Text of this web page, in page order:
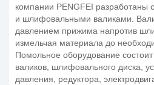
компании PENGFEI
и шлифовальными валиками.
давлением прижима напротив
измельчая материала до
Помольное оборудование
валиков, шлифовального диска,
давления, редуктора,